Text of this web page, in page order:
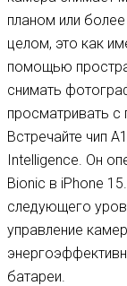
планом или
целом, это как
помощью
снимать
просматривать
Встречайте чип
Intelligence. Он
Bionic в iPhone
следующего
управление
батареи.